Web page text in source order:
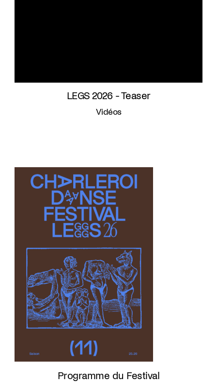
LEGS 2026 - Teaser
Vidéos
Programme du Festival